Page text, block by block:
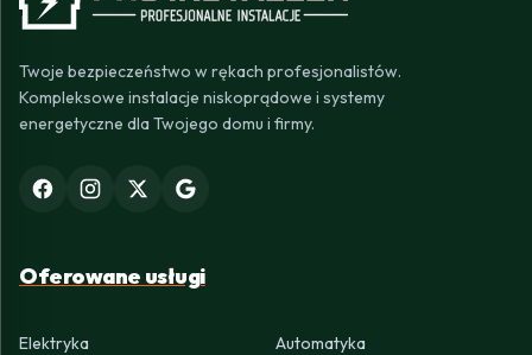
Twoje bezpieczeństwo w rękach profesjonalistów.
Kompleksowe instalacje niskoprądowe i systemy
energetyczne dla Twojego domu i firmy.
Oferowane usługi
Elektryka
Automatyka